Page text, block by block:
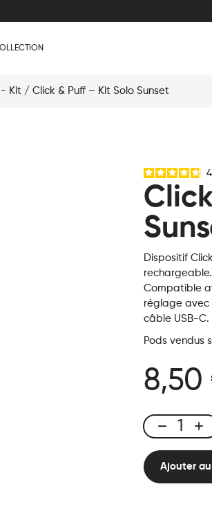
- Kit / Click & Puff – Kit Solo Sunset
Dispositif
rechargeable.
Compatible
réglage avec
câble USB-C.
Pods vendus
8,50
Click
Puff
Ajouter